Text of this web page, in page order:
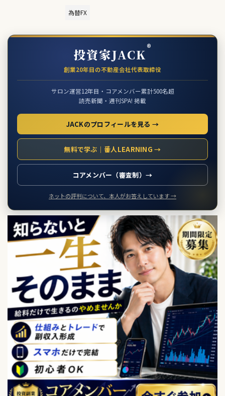
為替FX
投資家JACK®
創業20年目の不動産会社代表取締役
サロン運営12年目・コアメンバー累計500名超
読売新聞・週刊SPA! 掲載
JACKのプロフィールを見る →
無料で学ぶ｜番人LEARNING →
コアメンバー（審査制）→
ネットの評判について、本人がお答えしています →